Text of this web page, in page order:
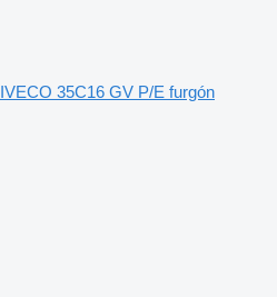
IVECO 35C16 GV P/E furgón